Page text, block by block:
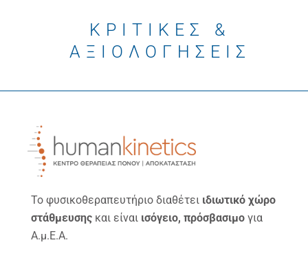
ΚΡΙΤΙΚΕΣ &
ΑΞΙΟΛΟΓΗΣΕΙΣ
Το φυσικοθεραπευτήριο διαθέτει ιδιωτικό χώρο
στάθμευσης και είναι ισόγειο, πρόσβασιμο για
Α.μ.Ε.Α.